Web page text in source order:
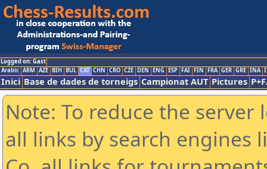
Logged on: Gast
Arabic ARM AZE BIH BUL CAT CHN CRO CZE DEN ENG ESP FAI FIN FRA GER GRE INA
Inici Base de dades de torneigs Campionat AUT Pictures
Note: To reduce the
all links by search engines